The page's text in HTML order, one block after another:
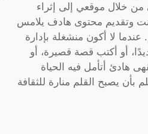
من خلال موقعي إلى إثراء
وتقديم محتوى هادف يلامس
لا أكون منشغلة بإدارة
أو أكتب قصة قصيرة، أو
هادئ أتأمل فيه الحياة
بأن يصبح القلم منارة للثقافة